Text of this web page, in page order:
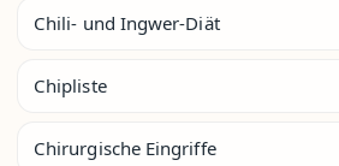
Chili- und Ingwer-Diät
Chipliste
Chirurgische Eingriffe